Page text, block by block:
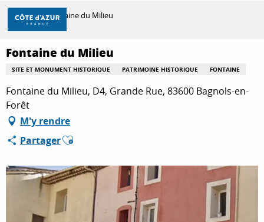
Aller
contenu
principal
DÉCOUVRIR
À FAIRE
SÉJOURNER
Accueil Fontaine du Milieu
Fontaine du Milieu
SITE ET MONUMENT HISTORIQUE PATRIMOINE HISTORIQUE FONTAINE
Fontaine du Milieu, D4, Grande Rue, 83600 Bagnols-en-
Forêt
M'y rendre
PartagerAjouter aux favoris